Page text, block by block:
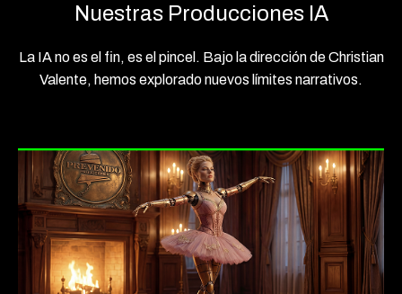
Nuestras Producciones IA
La IA no es el fin, es el pincel. Bajo la dirección de Christian
Valente, hemos explorado nuevos límites narrativos.